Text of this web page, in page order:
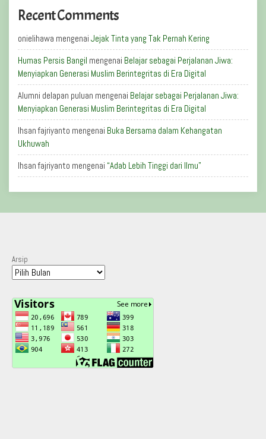
Recent Comments
onielihawa mengenai Jejak Tinta yang Tak Pernah Kering
Humas Persis Bangil mengenai Belajar sebagai Perjalanan Jiwa:
Menyiapkan Generasi Muslim Berintegritas di Era Digital
Alumni delapan puluan mengenai Belajar sebagai Perjalanan Jiwa:
Menyiapkan Generasi Muslim Berintegritas di Era Digital
Ihsan fajriyanto mengenai Buka Bersama dalam Kehangatan
Ukhuwah
Ihsan fajriyanto mengenai “Adab Lebih Tinggi dari Ilmu”
Arsip